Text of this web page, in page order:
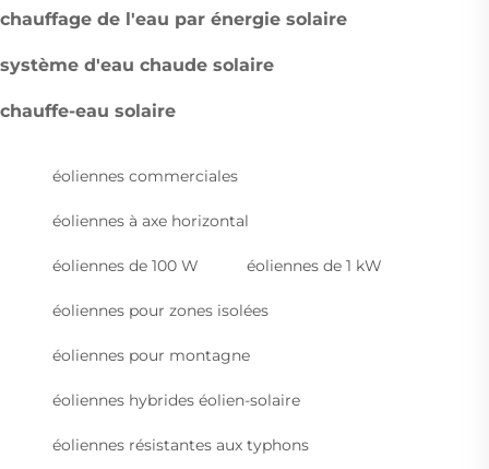
chauffage de l'eau par énergie solaire
système d'eau chaude solaire
chauffe-eau solaire
éoliennes commerciales
éoliennes à axe horizontal
éoliennes de 100 W éoliennes de 1 kW
éoliennes pour zones isolées
éoliennes pour montagne
éoliennes hybrides éolien-solaire
éoliennes résistantes aux typhons